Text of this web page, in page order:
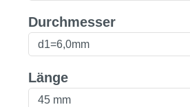
Durchmesserauswählen
Längeauswählen